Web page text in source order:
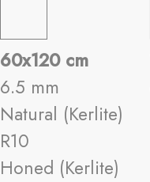
60x120 cm
6.5 mm
Natural (Kerlite)
R10
Honed (Kerlite)